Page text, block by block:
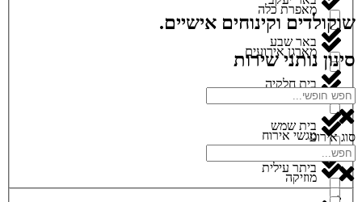
מאפרת כלה
מארגן אירועים
מגנטים
מגשי אירוח
מוזיקה
באר שבע
בית חלקיה
בית שמש
ביתר עילית
שוקולדים וקינוחים אישיים.
סינון נותני שירות
סוג אירוע